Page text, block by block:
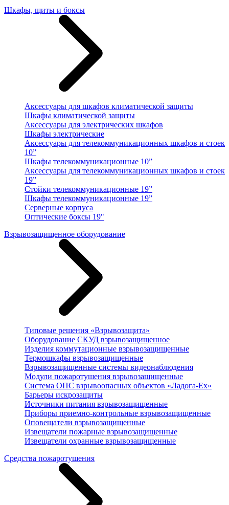
Шкафы, щиты и боксы
Аксессуары для шкафов климатической защиты
Шкафы климатической защиты
Аксессуары для электрических шкафов
Шкафы электрические
Аксессуары для телекоммуникационных шкафов и стоек
10”
Шкафы телекоммуникационные 10”
Аксессуары для телекоммуникационных шкафов и стоек
19”
Стойки телекоммуникационные 19”
Шкафы телекоммуникационные 19”
Серверные корпуса
Оптические боксы 19"
Взрывозащищенное оборудование
Типовые решения «Взрывозащита»
Оборудование СКУД взрывозащищенное
Изделия коммутационные взрывозащищенные
Термошкафы взрывозащищенные
Взрывозащищенные системы видеонаблюдения
Модули пожаротушения взрывозащищенные
Система ОПС взрывоопасных объектов «Ладога-Ex»
Барьеры искрозащиты
Источники питания взрывозащищенные
Приборы приемно-контрольные взрывозащищенные
Оповещатели взрывозащищенные
Извещатели пожарные взрывозащищенные
Извещатели охранные взрывозащищенные
Средства пожаротушения